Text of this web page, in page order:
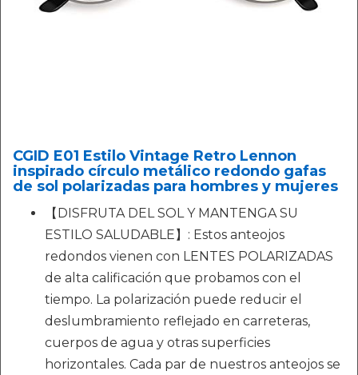
CGID E01 Estilo Vintage Retro Lennon
inspirado círculo metálico redondo gafas
de sol polarizadas para hombres y mujeres
【DISFRUTA DEL SOL Y MANTENGA SU
ESTILO SALUDABLE】: Estos anteojos
redondos vienen con LENTES POLARIZADAS
de alta calificación que probamos con el
tiempo. La polarización puede reducir el
deslumbramiento reflejado en carreteras,
cuerpos de agua y otras superficies
horizontales. Cada par de nuestros anteojos se